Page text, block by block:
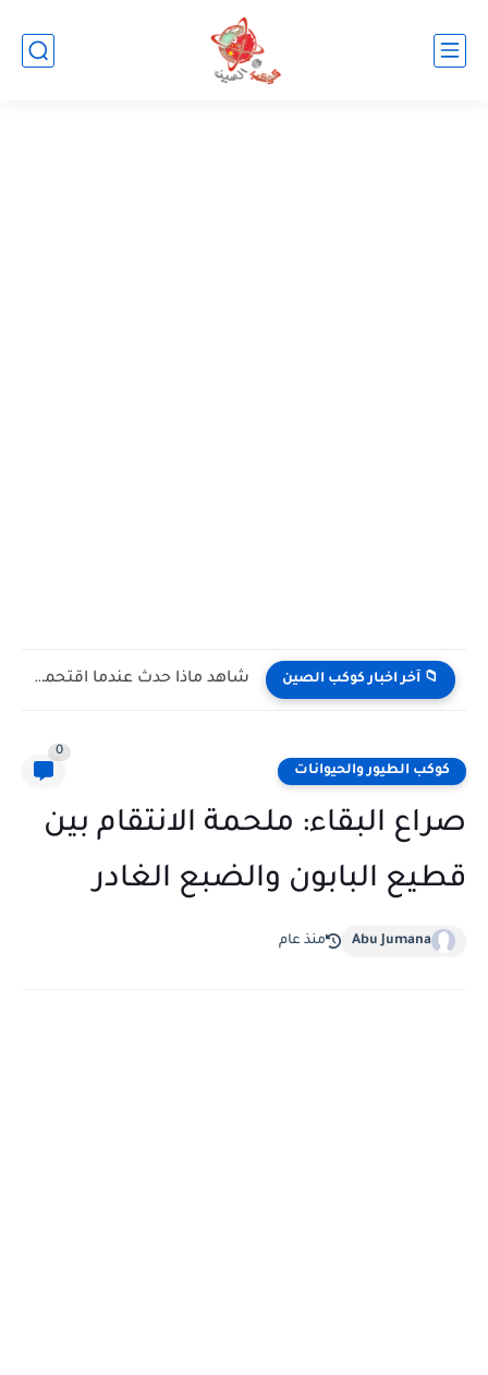
📁 آخر اخبار كوكب الصين شاهد كيف يتغلب النمس على الكوبرا في مواجهة تعتمد على...
كوكب الطيور والحيوانات
0
صراع البقاء: ملحمة الانتقام بين
قطيع البابون والضبع الغادر
Abu Jumana منذ عام